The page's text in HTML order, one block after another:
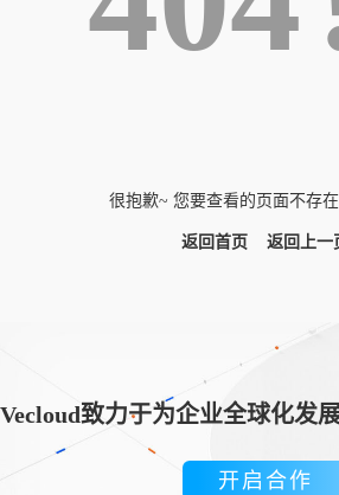
很抱歉~ 您要查看的页面不存在
返回首页 返回上一
Vecloud致力于为企业全球化发
开启合作